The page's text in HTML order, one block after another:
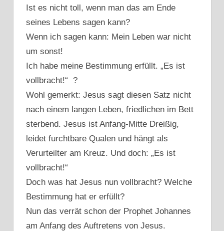
Ist es nicht toll, wenn man das am Ende
seines Lebens sagen kann?
Wenn ich sagen kann: Mein Leben war nicht
um sonst!
Ich habe meine Bestimmung erfüllt. „Es ist
vollbracht!“ ?
Wohl gemerkt: Jesus sagt diesen Satz nicht
nach einem langen Leben, friedlichen im Bett
sterbend. Jesus ist Anfang-Mitte Dreißig,
leidet furchtbare Qualen und hängt als
Verurteilter am Kreuz. Und doch: „Es ist
vollbracht!“
Doch was hat Jesus nun vollbracht? Welche
Bestimmung hat er erfüllt?
Nun das verrät schon der Prophet Johannes
am Anfang des Auftretens von Jesus.